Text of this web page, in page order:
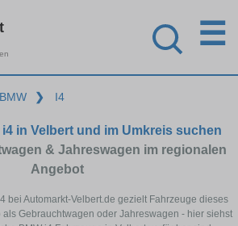
☰
BMW ❯ I4
in Velbert und im Umkreis suchen
& Jahreswagen im regionalen
Angebot
bei Automarkt-Velbert.de gezielt Fahrzeuge dieses
Gebrauchtwagen oder Jahreswagen - hier siehst